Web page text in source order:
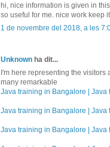
hi, nice information is given in
so useful for me. nice work keep it
1 de novembre del 2018, a les
Unknown ha dit...
I'm here representing the visitors
many remarkable
Java training in Bangalore |
Java training in Bangalore | Java
Java training in Bangalore | Java